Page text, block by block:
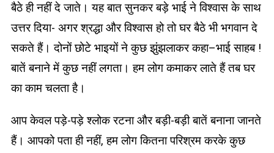
बैठे ही नहीं दे जाते। यह बात सुनकर बड़े भाई ने विश्वास के साथ
उत्तर दिया- अगर श्रद्धा और विश्वास हो तो घर बैठे भी भगवान दे
सकते हैं। दोनों छोटे भाइयों ने कुछ झुंझलाकर कहा–भाई साहब !
बातें बनाने में कुछ नहीं लगता। हम लोग कमाकर लाते हैं तब घर
का काम चलता है।
आप केवल पड़े-पड़े श्लोक रटना और बड़ी-बड़ी बातें बनाना जानते
हैं। आपको पता ही नहीं, हम लोग कितना परिश्रम करके कुछ